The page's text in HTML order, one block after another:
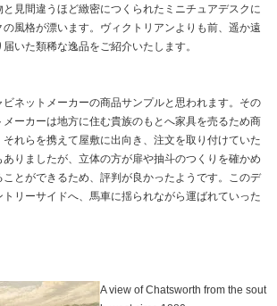
見間違うほど緻密につくられたミニチュアデスクに
風格が漂います。ヴィクトリアンよりも前、遥か遠
いた類稀な逸品をご紹介いたします。
ビネットメーカーの商品サンプルと思われます。その
ーカーは地方に住む貴族のもとへ家具を売るため商
れらを携えて屋敷に出向き、注文を取り付けていた
りましたが、立体の方が扉や抽斗のつくりを確かめ
とができるため、評判が良かったようです。このデ
リーサイドへ、馬車に揺られながら運ばれていった
A view of Chatsworth from the sout